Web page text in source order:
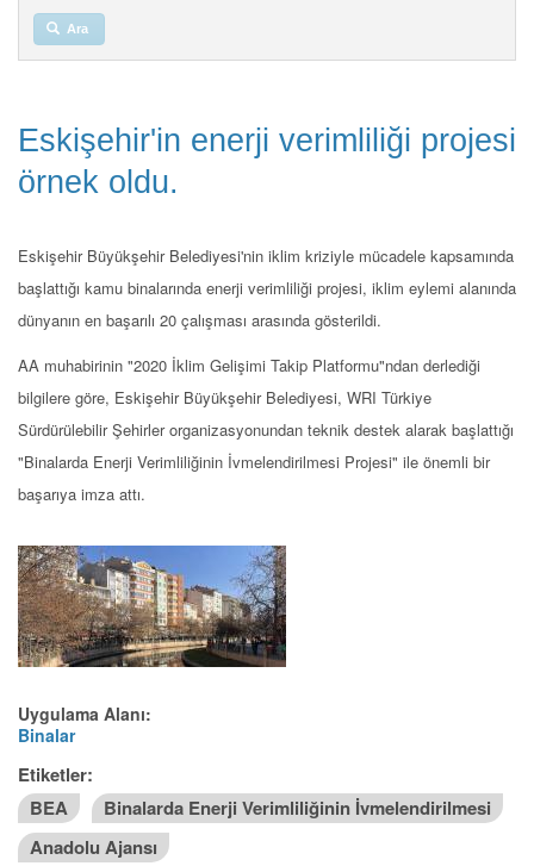
Ara
Eskişehir'in enerji verimliliği projesi
örnek oldu.
Eskişehir Büyükşehir Belediyesi'nin iklim kriziyle mücadele kapsamında
başlattığı kamu binalarında enerji verimliliği projesi, iklim eylemi alanında
dünyanın en başarılı 20 çalışması arasında gösterildi.
AA muhabirinin "2020 İklim Gelişimi Takip Platformu"ndan derlediği
bilgilere göre, Eskişehir Büyükşehir Belediyesi, WRI Türkiye
Sürdürülebilir Şehirler organizasyonundan teknik destek alarak başlattığı
"Binalarda Enerji Verimliliğinin İvmelendirilmesi Projesi" ile önemli bir
başarıya imza attı.
Uygulama Alanı:
Binalar
Etiketler:
BEA
Binalarda Enerji Verimliliğinin İvmelendirilmesi
Anadolu Ajansı